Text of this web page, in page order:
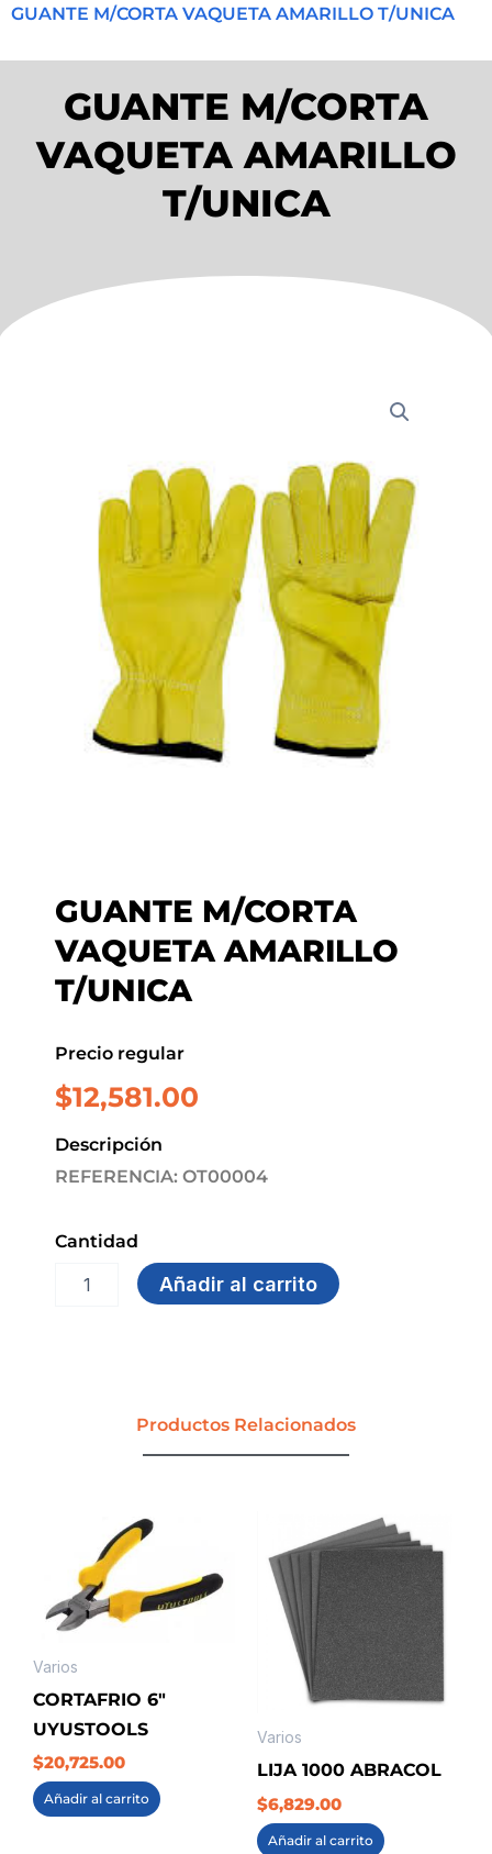
GUANTE M/CORTA VAQUETA AMARILLO T/UNICA
GUANTE M/CORTA
VAQUETA AMARILLO
T/UNICA
GUANTE M/CORTA
VAQUETA AMARILLO
T/UNICA
Precio regular
$12,581.00
Descripción
REFERENCIA: OT00004
Cantidad
M/CORTA
Añadir al carrito
Productos Relacionados
Varios
CORTAFRIO 6″
UYUSTOOLS
$20,725.00
Añadir al carrito
Varios
LIJA 1000 ABRACOL
$6,829.00
Añadir al carrito